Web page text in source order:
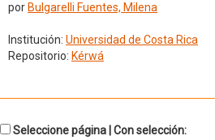
por Bulgarelli Fuentes, Milena
Institución: Universidad de Costa Rica
Repositorio: Kérwá
Seleccione página | Con selección: